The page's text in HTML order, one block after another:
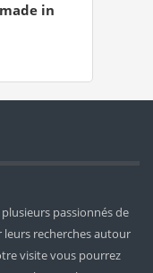
in
passionnés de
recherches autour
visite vous pourrez